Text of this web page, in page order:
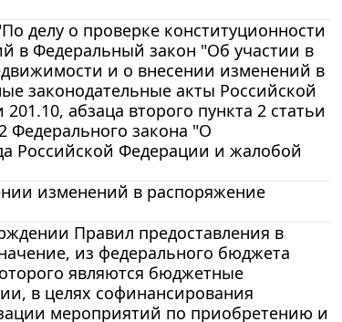
делу о проверке конституционности
в Федеральный закон "Об участии в
и о внесении изменений в
законодательные акты Российской
абзаца второго пункта 2 статьи
Федерального закона "О
Российской Федерации и жалобой
изменений в распоряжение
Правил предоставления в
из федерального бюджета
являются бюджетные
в целях софинансирования
мероприятий по приобретению и